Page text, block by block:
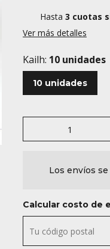
Hasta 3 cuotas
Ver más detalles
Kailh: 10 unidades
10 unidades
Los envíos
Calcular costo de